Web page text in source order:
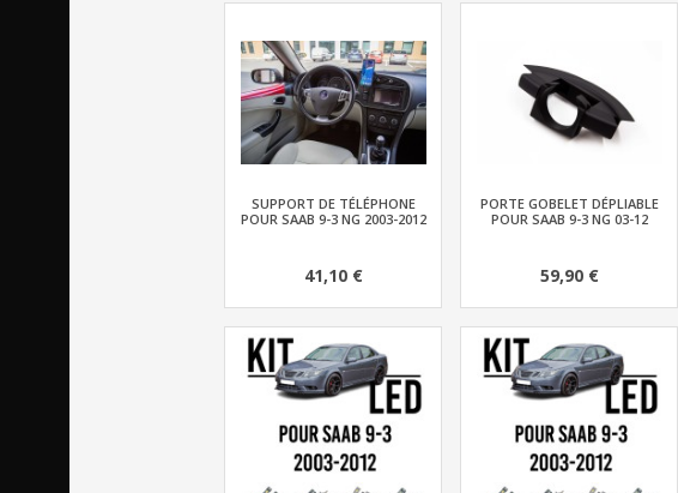
SUPPORT DE TÉLÉPHONE
POUR SAAB 9-3 NG 2003-2012
41,10 €
PORTE GOBELET DÉPLIABLE
POUR SAAB 9-3 NG 03-12
59,90 €